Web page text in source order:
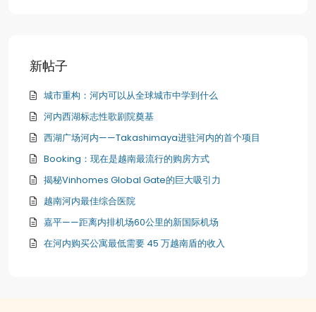
新帖子
城市重构：河内可以从全球城市中学到什么
河内西湖标志性歌剧院奠基
西湖广场河内——Takashimaya进驻河内的首个项目
Booking：现在是越南最流行的购房方式
揭秘Vinhomes Global Gate的巨大吸引力
越南河内最佳综合医院
嘉平——距离内排机场60公里的新国际机场
在河内购买公寓最低需要 45 万越南盾的收入